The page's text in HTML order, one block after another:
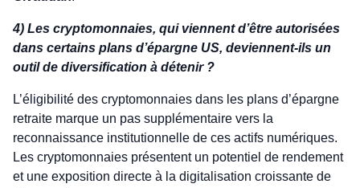
4) Les cryptomonnaies, qui viennent d’être autorisées
dans certains plans d’épargne US, deviennent-ils un
outil de diversification à détenir ?
L’éligibilité des cryptomonnaies dans les plans d’épargne
retraite marque un pas supplémentaire vers la
reconnaissance institutionnelle de ces actifs numériques.
Les cryptomonnaies présentent un potentiel de rendement
et une exposition directe à la digitalisation croissante de